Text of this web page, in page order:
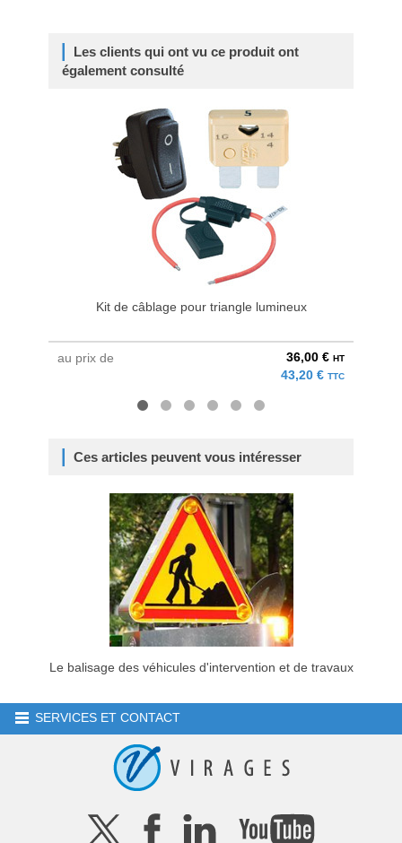
Les clients qui ont vu ce produit ont
également consulté
Kit de câblage pour triangle lumineux
au prix de 36,00 € HT
43,20 € TTC
Ces articles peuvent vous intéresser
Le balisage des véhicules d'intervention et de travaux
SERVICES ET CONTACT